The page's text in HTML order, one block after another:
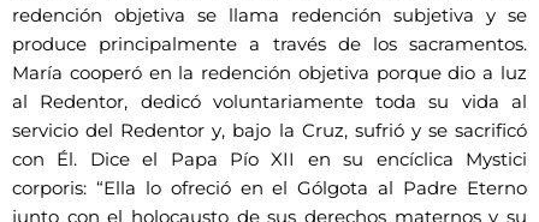
redención objetiva se llama redención subjetiva y se
produce principalmente a través de los sacramentos.
María cooperó en la redención objetiva porque dio a luz
al Redentor, dedicó voluntariamente toda su vida al
servicio del Redentor y, bajo la Cruz, sufrió y se sacrificó
con Él. Dice el Papa Pío XII en su encíclica Mystici
corporis: “Ella lo ofreció en el Gólgota al Padre Eterno
junto con el holocausto de sus derechos maternos y su